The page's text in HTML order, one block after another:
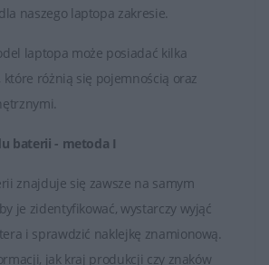
jak każda bateria litowo-jonowa,
cykli użytkowania bateria może
co prowadzi do skrócenia
baterii.
baterii lub utraty jej zdolności do
poziomu naładowania,
na nową. Producenci oferują
które są kompatybilne z
laptopów HP.
naszego laptopa zakresie.
laptopa może posiadać kilka
różnią się pojemnością oraz
baterii - metoda I
znajduje się zawsze na samym
je zidentyfikować, wystarczy wyjąć
i sprawdzić naklejkę znamionową.
jak kraj produkcji czy znaków